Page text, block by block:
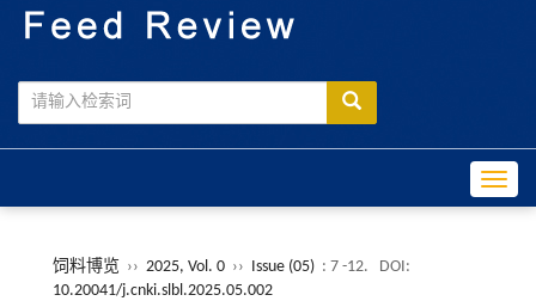
饲料博览 ›› 2025, Vol. 0 ›› Issue (05) : 7 -12.
DOI:
10.20041/j.cnki.slbl.2025.05.002